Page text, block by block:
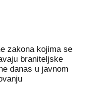
zakona kojima se
braniteljske
danas u javnom